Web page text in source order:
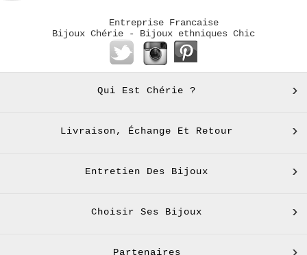
Entreprise Francaise
Bijoux Chérie - Bijoux ethniques Chic
Qui Est Chérie ?
Livraison, Échange Et Retour
Entretien Des Bijoux
Choisir Ses Bijoux
Partenaires